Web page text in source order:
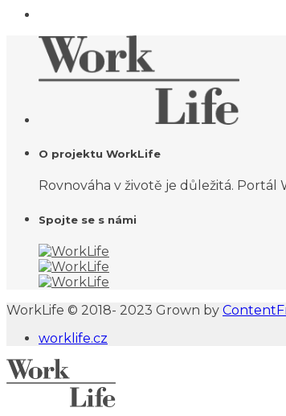
O projektu WorkLife
Rovnováha v životě je důležitá.
Spojte se s námi
WorkLife © 2018- 2023 Grown by
worklife.cz